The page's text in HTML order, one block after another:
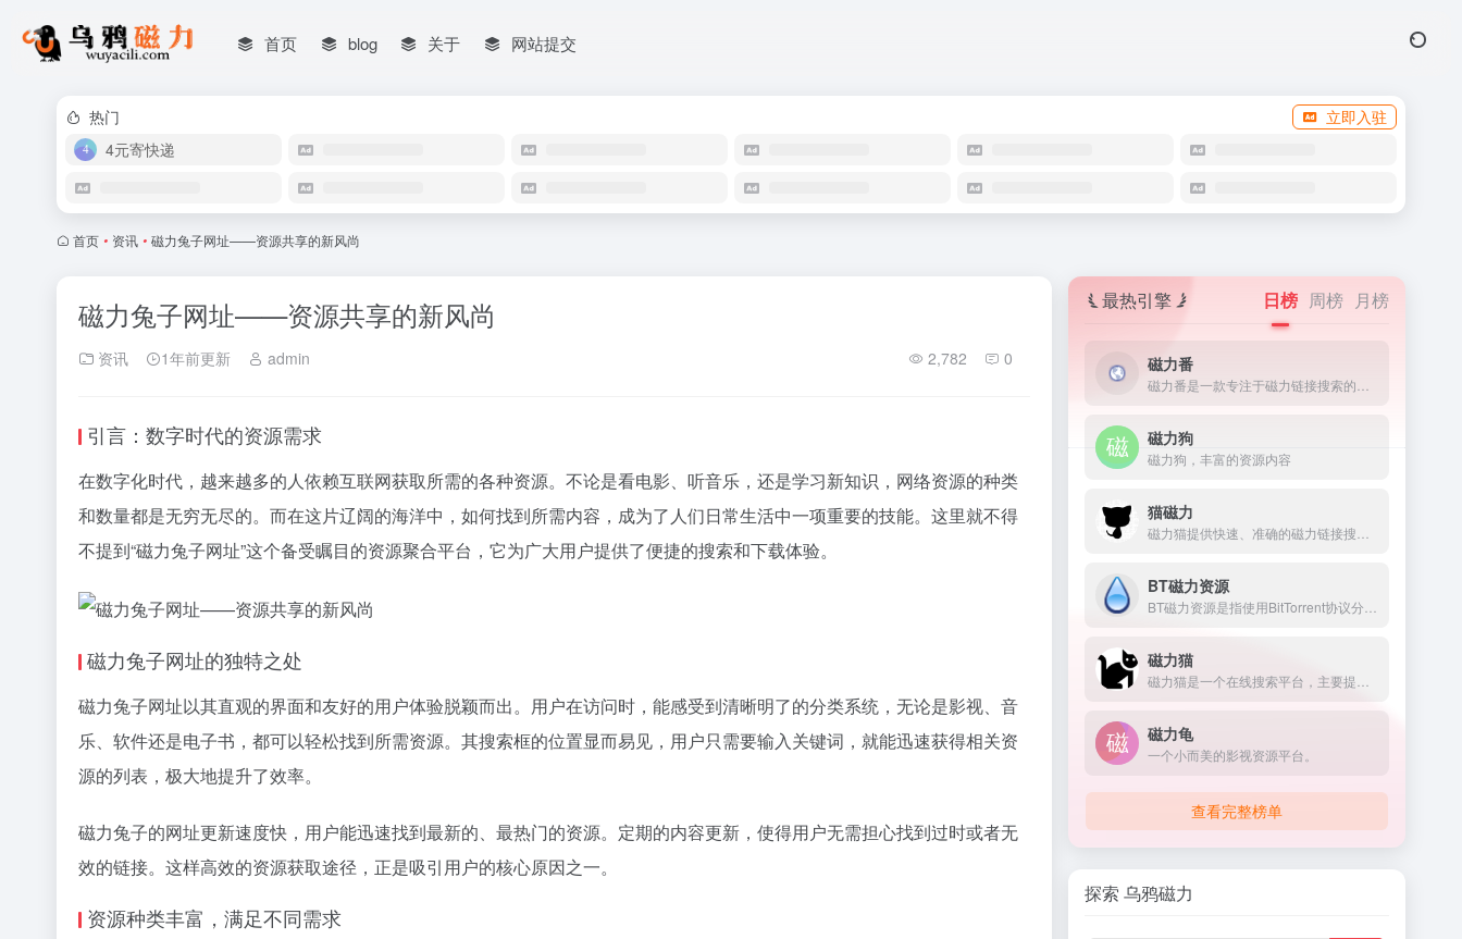
首页 blog 关于 网站提交
热门
立即入驻
4元寄快递
首页 • 资讯 • 磁力兔子网址——资源共享的新风尚
磁力兔子网址——资源共享的新风尚
资讯 1年前更新 admin 2,782 0
引言：数字时代的资源需求
在数字化时代，越来越多的人依赖互联网获取所需的各种资源。不论是看电影、听音乐，还是学习新知识，网络资源的种类
和数量都是无穷无尽的。而在这片辽阔的海洋中，如何找到所需内容，成为了人们日常生活中一项重要的技能。这里就不得
不提到“磁力兔子网址”这个备受瞩目的资源聚合平台，它为广大用户提供了便捷的搜索和下载体验。
磁力兔子网址的独特之处
磁力兔子网址以其直观的界面和友好的用户体验脱颖而出。用户在访问时，能感受到清晰明了的分类系统，无论是影视、音
乐、软件还是电子书，都可以轻松找到所需资源。其搜索框的位置显而易见，用户只需要输入关键词，就能迅速获得相关资
源的列表，极大地提升了效率。
磁力兔子的网址更新速度快，用户能迅速找到最新的、最热门的资源。定期的内容更新，使得用户无需担心找到过时或者无
效的链接。这样高效的资源获取途径，正是吸引用户的核心原因之一。
资源种类丰富，满足不同需求
最热引擎 日榜 周榜 月榜
磁力番
磁力狗
磁力狗，丰富的资源内容
猫磁力
BT磁力资源
磁力猫
磁力龟
一个小而美的影视资源平台。
查看完整榜单
探索 乌鸦磁力